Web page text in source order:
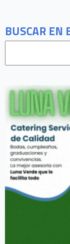
BUSCAR EN